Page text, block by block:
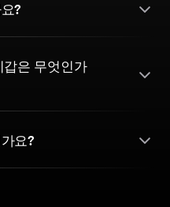
?
은 무엇인가
요?